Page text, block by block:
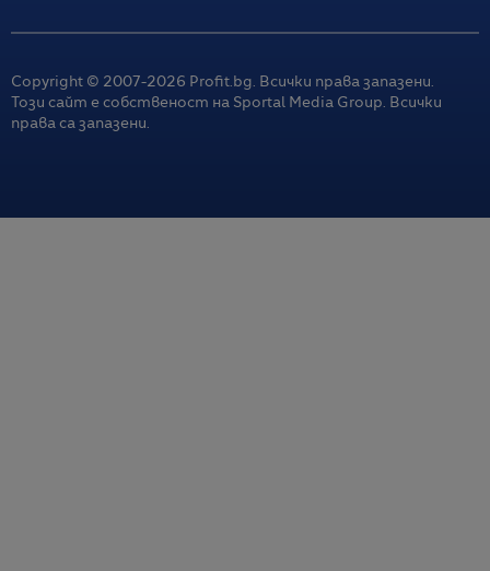
Copyright © 2007-2026 Profit.bg. Всички права запазени.
Този сайт е собственост на Sportal Media Group. Всички
права са запазени.